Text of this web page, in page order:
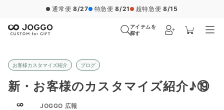
通常便 8/27 特急便 8/21 超特急便 8/15
アイテムを
探す
お客様カスタマイズ紹介 ブログ
新・お客様のカスタマイズ紹介♪⑲
JOGGO 広報